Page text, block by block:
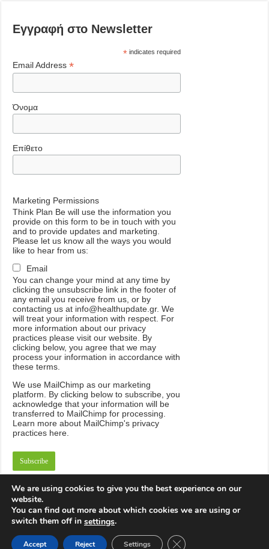
Εγγραφή στο Newsletter
*indicates required
Email Address*
Όνομα
Επίθετο
Marketing Permissions
Think Plan Be will use the information you
provide on this form to be in touch with you
and to provide updates and marketing.
Please let us know all the ways you would
like to hear from us:
Email
You can change your mind at any time by
clicking the unsubscribe link in the footer of
any email you receive from us, or by
contacting us at info@healthupdate.gr. We
will treat your information with respect. For
more information about our privacy
practices please visit our website. By
clicking below, you agree that we may
process your information in accordance with
these terms.
We use MailChimp as our marketing
platform. By clicking below to subscribe,you
acknowledge that your information will be
transferred to MailChimp for processing.
Learn more about MailChimp's privacy
practices here.
Powered byThink Plan Be
We are using cookies to give you the best experience on our
website.
You can find out more about which cookies we are using or
switch them off in settings.
Accept Reject Settings Close GDPR Cookie